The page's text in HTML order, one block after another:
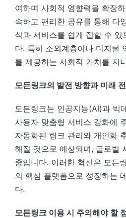
여하며 사회적 영향력을 확장
속하고 편리한 공유를 통해 다
식과 서비스를 쉽게 접할 수 있
다. 특히 소외계층이나 디지털
를 제공하는 사회적 가치를 지
모든링크의 발전 방향과 미래
모든링크는 인공지능(AI)과 빅
사용자 맞춤형 서비스 강화에
자동화된 링크 관리와 개인화
해질 것으로 예상되며, 글로벌
중입니다. 이러한 혁신은 모든
의 핵심 플랫폼으로 성장하는
다.
모든링크 이용 시 주의해야 할